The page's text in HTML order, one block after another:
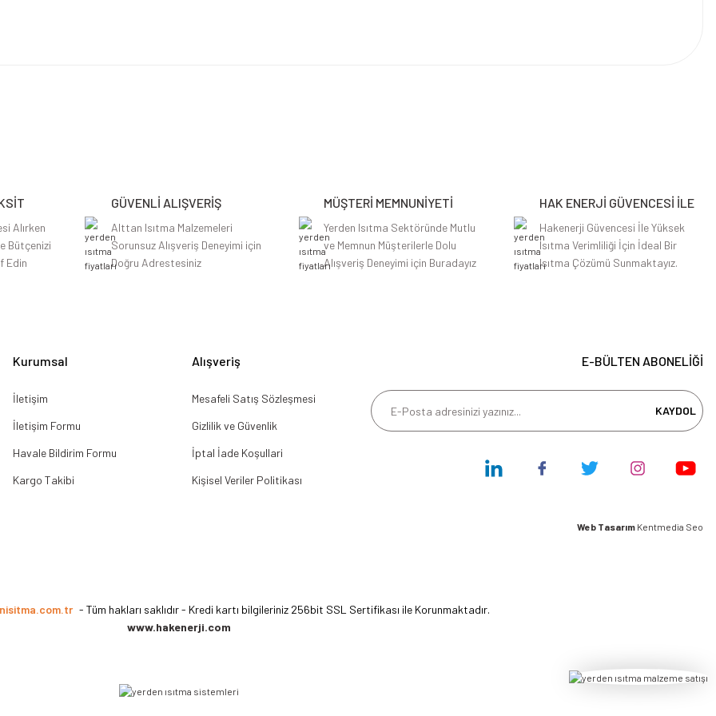
Alırken
Bütçenizi
Edin
GÜVENLİ ALIŞVERİŞ
Alttan Isıtma Malzemeleri
Sorunsuz Alışveriş Deneyimi için
Doğru Adrestesiniz
MÜŞTERİ MEMNUNİYETİ
Yerden Isıtma Sektöründe Mutlu
ve Memnun Müşterilerle Dolu
Alışveriş Deneyimi için Buradayız
HAK ENERJİ GÜVENCESİ İLE
Hakenerji Güvencesi İle Yüksek
Isıtma Verimliliği İçin İdeal Bir
Isıtma Çözümü Sunmaktayız.
Kurumsal
İletişim
İletişim Formu
Havale Bildirim Formu
Kargo Takibi
Alışveriş
Mesafeli Satış Sözleşmesi
Gizlilik ve Güvenlik
İptal İade Koşullari
Kişisel Veriler Politikası
E-BÜLTEN ABONELİĞİ
KAYDOL
Web Tasarım Kentmedia Seo
- Tüm hakları saklıdır - Kredi kartı bilgileriniz 256bit SSL Sertifikası ile Korunmaktadır.
www.hakenerji.com